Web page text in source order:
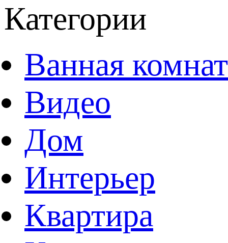
Категории
Ванная
Видео
Дом
Интерьер
Квартира